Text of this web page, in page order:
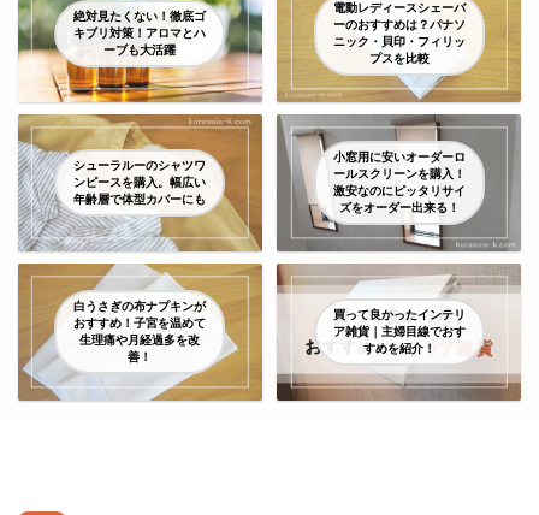
絶対見たくない！徹底ゴ
キブリ対策！アロマとハ
ーブも大活躍
電動レディースシェーバ
ーのおすすめは？パナソ
ニック・貝印・フィリッ
プスを比較
シューラルーのシャツワ
ンピースを購入。幅広い
年齢層で体型カバーにも
小窓用に安いオーダーロ
ールスクリーンを購入！
激安なのにピッタリサイ
ズをオーダー出来る！
白うさぎの布ナプキンが
おすすめ！子宮を温めて
生理痛や月経過多を改
善！
買って良かったインテリ
ア雑貨｜主婦目線でおす
すめを紹介！